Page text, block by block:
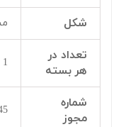
شکل
تعداد در
هر بسته
1 عدد
شماره
مجوز